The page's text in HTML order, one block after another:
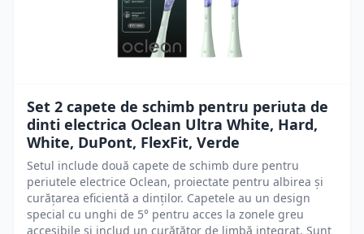
Set 2 capete de schimb pentru periuta de
dinti electrica Oclean Ultra White, Hard,
White, DuPont, FlexFit, Verde
Setul include două capete de schimb dure pentru
periutele electrice Oclean, proiectate pentru albirea și
curățarea eficientă a dinților. Capetele au un design
special cu unghi de 5° pentru acces la zonele greu
accesibile și includ un curățător de limbă integrat. Sunt